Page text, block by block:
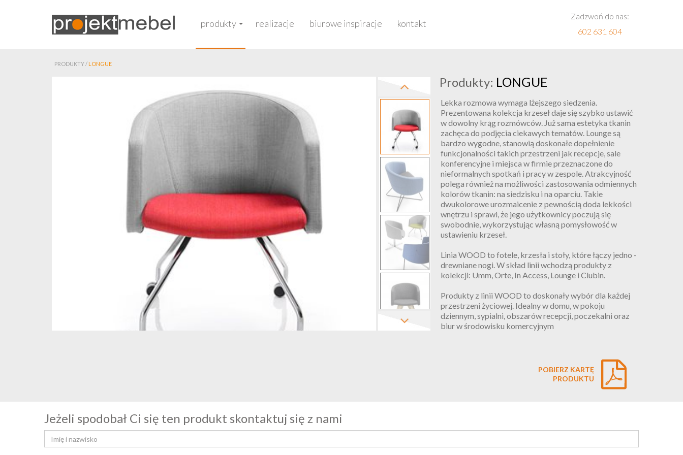
produkty realizacje biurowe inspiracje kontakt
Zadzwoń do nas:
602 631 604
PRODUKTY / LONGUE
Produkty: LONGUE
Lekka rozmowa wymaga lżejszego siedzenia.
Prezentowana kolekcja krzeseł daje się szybko ustawić
w dowolny krąg rozmówców. Już sama estetyka tkanin
zachęca do podjęcia ciekawych tematów. Lounge są
bardzo wygodne, stanowią doskonałe dopełnienie
funkcjonalności takich przestrzeni jak recepcje, sale
konferencyjne i miejsca w firmie przeznaczone do
nieformalnych spotkań i pracy w zespole. Atrakcyjność
polega również na możliwości zastosowania odmiennych
kolorów tkanin: na siedzisku i na oparciu. Takie
dwukolorowe urozmaicenie z pewnością doda lekkości
wnętrzu i sprawi, że jego użytkownicy poczują się
swobodnie, wykorzystując własną pomysłowość w
ustawieniu krzeseł.
Linia WOOD to fotele, krzesła i stoły, które łączy jedno -
drewniane nogi. W skład linii wchodzą produkty z
kolekcji: Umm, Orte, In Access, Lounge i Clubin.
Produkty z linii WOOD to doskonały wybór dla każdej
przestrzeni życiowej. Idealny w domu, w pokoju
dziennym, sypialni, obszarów recepcji, poczekalni oraz
biur w środowisku komercyjnym
POBIERZ KARTĘ
PRODUKTU
Jeżeli spodobał Ci się ten produkt skontaktuj się z nami